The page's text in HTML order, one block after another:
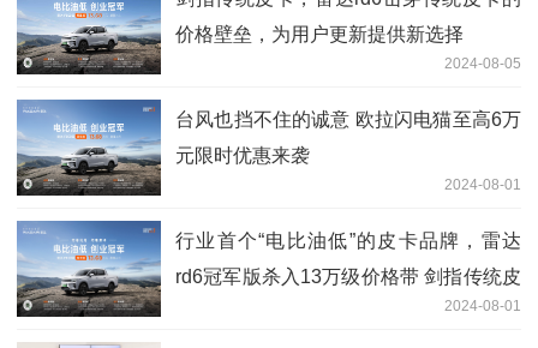
价格壁垒，为用户更新提供新选择
2024-08-05
台风也挡不住的诚意 欧拉闪电猫至高6万
元限时优惠来袭
2024-08-01
行业首个“电比油低”的皮卡品牌，雷达
rd6冠军版杀入13万级价格带 剑指传统皮
2024-08-01